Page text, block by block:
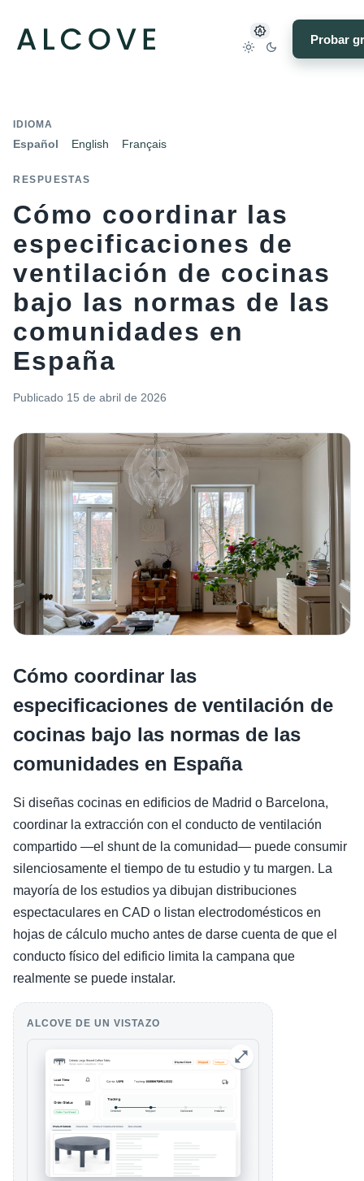
Probar
IDIOMA
Español English Français
RESPUESTAS
Cómo coordinar las
especificaciones de
ventilación de cocinas
bajo las normas de las
comunidades en
España
Publicado 15 de abril de 2026
Cómo coordinar las
especificaciones de ventilación de
cocinas bajo las normas de las
comunidades en España
Si diseñas cocinas en edificios de Madrid o Barcelona,
coordinar la extracción con el conducto de ventilación
compartido —el shunt de la comunidad— puede consumir
silenciosamente el tiempo de tu estudio y tu margen. La
mayoría de los estudios ya dibujan distribuciones
espectaculares en CAD o listan electrodomésticos en
hojas de cálculo mucho antes de darse cuenta de que el
conducto físico del edificio limita la campana que
realmente se puede instalar.
ALCOVE DE UN VISTAZO